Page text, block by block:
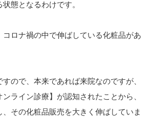
態となるわけです。
ロナ禍の中で伸ばしている化粧品があ
ので、本来であれば来院なのですが、
ライン診療】が認知されたことから、
その化粧品販売を大きく伸ばしていま